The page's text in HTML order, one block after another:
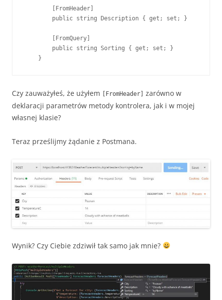
        [FromHeader]
        public string Description { get; set; }
        [FromQuery]
        public string Sorting { get; set; }
    }
Czy zauważyłeś, że użyłem [FromHeader] zarówno w
deklaracji parametrów metody kontrolera, jak i w mojej
własnej klasie?
Teraz prześlijmy żądanie z Postmana.
Wynik? Czy Ciebie zdziwił tak samo jak mnie?